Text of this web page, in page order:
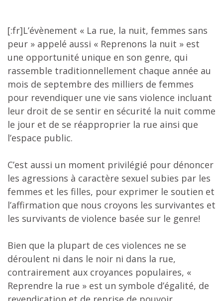
[:fr]L’évènement « La rue, la nuit, femmes sans
peur » appelé aussi « Reprenons la nuit » est
une opportunité unique en son genre, qui
rassemble traditionnellement chaque année au
mois de septembre des milliers de femmes
pour revendiquer une vie sans violence incluant
leur droit de se sentir en sécurité la nuit comme
le jour et de se réapproprier la rue ainsi que
l’espace public.
C’est aussi un moment privilégié pour dénoncer
les agressions à caractère sexuel subies par les
femmes et les filles, pour exprimer le soutien et
l’affirmation que nous croyons les survivantes et
les survivants de violence basée sur le genre!
Bien que la plupart de ces violences ne se
déroulent ni dans le noir ni dans la rue,
contrairement aux croyances populaires, «
Reprendre la rue » est un symbole d’égalité, de